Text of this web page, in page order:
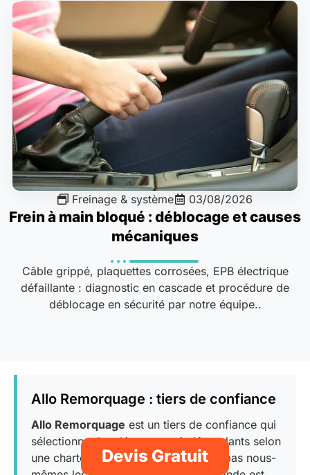
Freinage & système 03/08/2026
Frein à main bloqué : déblocage et causes
mécaniques
Câble grippé, plaquettes corrosées, EPB électrique
défaillante : diagnostic en cascade et procédure de
déblocage en sécurité par notre équipe..
Allo Remorquage : tiers de confiance
Allo Remorquage est un tiers de confiance qui
sélectionne des dépanneurs indépendants selon
une charte stricte. Nous ne réalisons pas nous-
Devis Gratuit